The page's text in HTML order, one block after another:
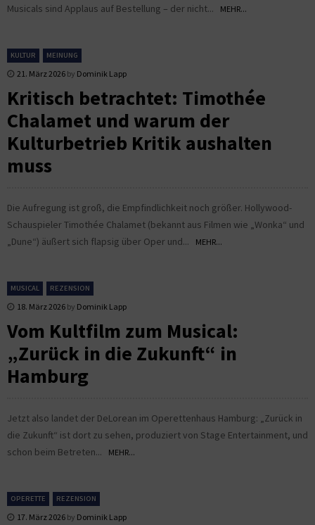
Musicals sind Applaus auf Bestellung – der nicht...
MEHR...
KULTUR MEINUNG
21. März 2026 by Dominik Lapp
Kritisch betrachtet: Timothée
Chalamet und warum der
Kulturbetrieb Kritik aushalten
muss
Die Aufregung ist groß, die Empfindlichkeit noch größer. Hollywood-
Schauspieler Timothée Chalamet (bekannt aus Filmen wie „Wonka“ und
„Dune“) äußert sich flapsig über Oper und...
MEHR...
MUSICAL REZENSION
18. März 2026 by Dominik Lapp
Vom Kultfilm zum Musical:
„Zurück in die Zukunft“ in
Hamburg
Jetzt also landet der DeLorean im Operettenhaus Hamburg: „Zurück in
die Zukunft“ ist dort zu sehen, produziert von Stage Entertainment, und
schon beim Betreten...
MEHR...
OPERETTE REZENSION
17. März 2026 by Dominik Lapp